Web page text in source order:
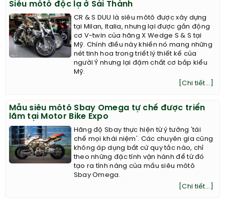
Siêu môtô độc lạ ở Sài Thành
CR & S DUU là siêu môtô được xây dựng
tại Milan, Italia, nhưng lại được gắn động
cơ V-twin của hãng X Wedge S & S tại
Mỹ. Chính điều này khiến nó mang những
nét tinh hoa trong triết lý thiết kế của
người Ý nhưng lại đậm chất cơ bắp kiểu
Mỹ.
[Chi tiết...]
Mẫu siêu môtô Sbay Omega tự chế được triển
lãm tại Motor Bike Expo
Hãng độ Sbay thực hiện từ ý tưởng 'tái
chế mọi khái niệm'. Các chuyên gia cũng
không áp dụng bất cứ quy tắc nào, chỉ
theo những đặc tính vận hành để từ đó
tạo ra tính năng của mấu siêu môtô
Sbay Omega.
[Chi tiết...]